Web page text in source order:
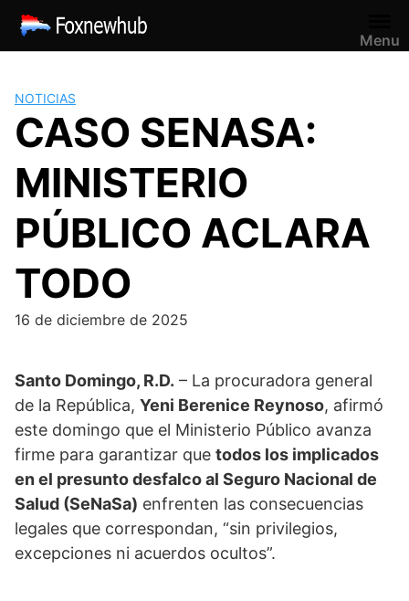
Saltar
contenido
Menu
NOTICIAS
CASO SENASA:
MINISTERIO
PÚBLICO ACLARA
TODO
16 de diciembre de 2025
Santo Domingo, R.D. – La procuradora general
de la República, Yeni Berenice Reynoso, afirmó
este domingo que el Ministerio Público avanza
firme para garantizar que todos los implicados
en el presunto desfalco al Seguro Nacional de
Salud (SeNaSa) enfrenten las consecuencias
legales que correspondan, “sin privilegios,
excepciones ni acuerdos ocultos”.